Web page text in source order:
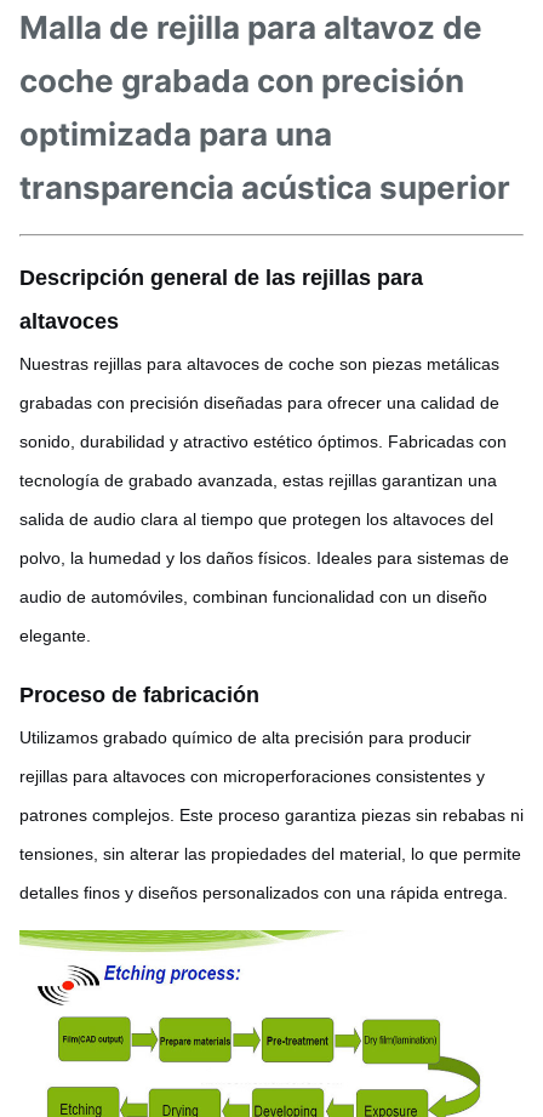
Malla de rejilla para altavoz de
coche grabada con precisión
optimizada para una
transparencia acústica superior
Descripción general de las rejillas para
altavoces
Nuestras rejillas para altavoces de coche son piezas metálicas
grabadas con precisión diseñadas para ofrecer una calidad de
sonido, durabilidad y atractivo estético óptimos. Fabricadas con
tecnología de grabado avanzada, estas rejillas garantizan una
salida de audio clara al tiempo que protegen los altavoces del
polvo, la humedad y los daños físicos. Ideales para sistemas de
audio de automóviles, combinan funcionalidad con un diseño
elegante.
Proceso de fabricación
Utilizamos grabado químico de alta precisión para producir
rejillas para altavoces con microperforaciones consistentes y
patrones complejos. Este proceso garantiza piezas sin rebabas ni
tensiones, sin alterar las propiedades del material, lo que permite
detalles finos y diseños personalizados con una rápida entrega.